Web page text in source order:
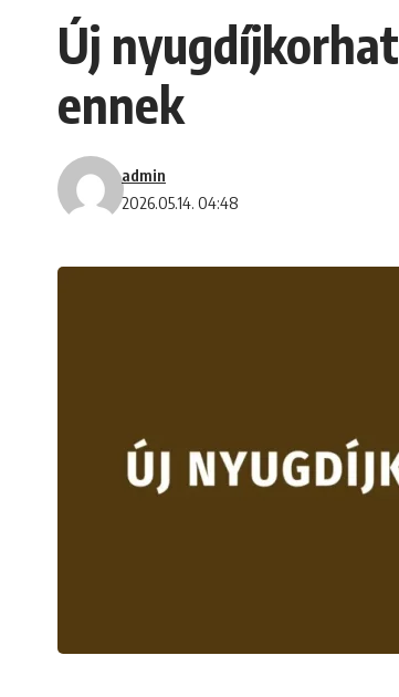
Új
ennek
2026.05.14. 04:48
admin